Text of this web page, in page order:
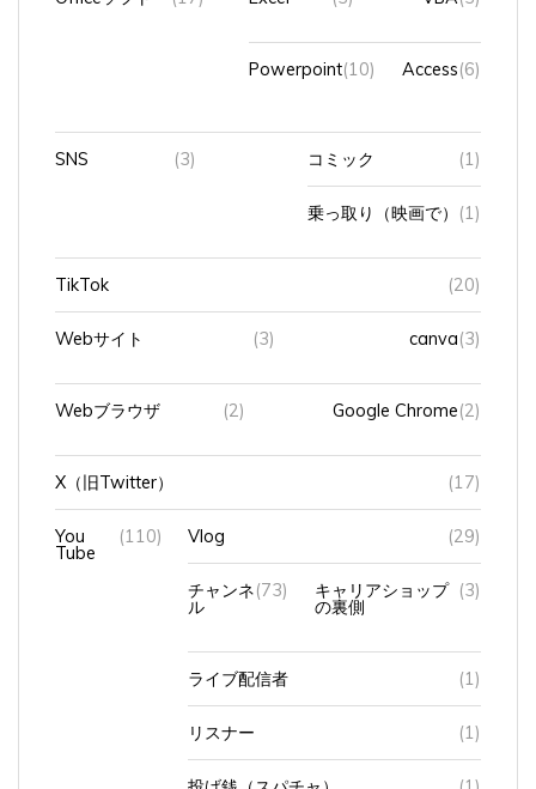
Powerpoint (10) Access (6)
SNS (3) コミック (1)
乗っ取り（映画で） (1)
TikTok (20)
Webサイト (3) (3)
Webブラウザ (2) Google Chrome (2)
X（旧Twitter） (17)
You
Tube
(110) Vlog (29)
チャンネ
ル
(73) キャリアショップ
の裏側
(3)
ライブ配信者 (1)
リスナー (1)
投げ銭（スパチャ） (1)